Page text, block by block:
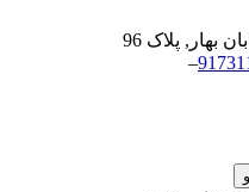
بهار, پلاک 96
–